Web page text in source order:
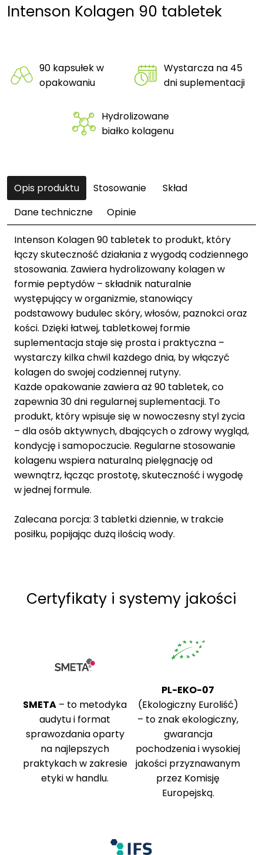
Intenson Kolagen 90 tabletek
90 kapsułek w
opakowaniu
Wystarcza na 45
dni suplementacji
Hydrolizowane
białko kolagenu
Opis produktu Stosowanie
Skład
Dane techniczne
Opinie
Intenson Kolagen 90 tabletek to produkt, który
łączy skuteczność działania z wygodą codziennego
stosowania. Zawiera hydrolizowany kolagen w
formie peptydów – składnik naturalnie
występujący w organizmie, stanowiący
podstawowy budulec skóry, włosów, paznokci oraz
kości. Dzięki łatwej, tabletkowej formie
suplementacja staje się prosta i praktyczna –
wystarczy kilka chwil każdego dnia, by włączyć
kolagen do swojej codziennej rutyny.
Każde opakowanie zawiera aż 90 tabletek, co
zapewnia 30 dni regularnej suplementacji. To
produkt, który wpisuje się w nowoczesny styl życia
– dla osób aktywnych, dbających o zdrowy wygląd,
kondycję i samopoczucie. Regularne stosowanie
kolagenu wspiera naturalną pielęgnację od
wewnątrz, łącząc prostotę, skuteczność i wygodę
w jednej formule.
Zalecana porcja: 3 tabletki dziennie, w trakcie
posiłku, popijając dużą ilością wody.
Certyfikaty i systemy jakości
SMETA – to metodyka
audytu i format
sprawozdania oparty
na najlepszych
praktykach w zakresie
etyki w handlu.
PL-EKO-07
(Ekologiczny Euroliść)
– to znak ekologiczny,
gwarancja
pochodzenia i wysokiej
jakości przyznawanym
przez Komisję
Europejską.